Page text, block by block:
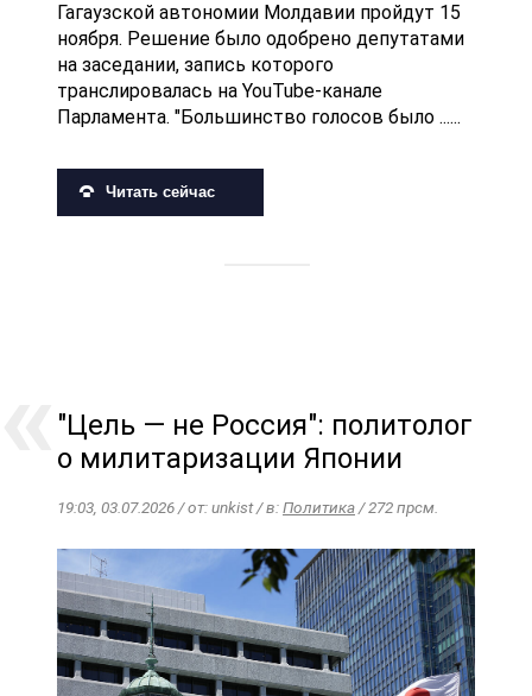
Гагаузской автономии Молдавии пройдут 15
ноября. Решение было одобрено депутатами
на заседании, запись которого
транслировалась на YouTube-канале
Парламента. "Большинство голосов было ......
Читать сейчас
"Цель — не Россия": политолог
о милитаризации Японии
19:03, 03.07.2026 / от: unkist / в:Политика/ 272 прсм.